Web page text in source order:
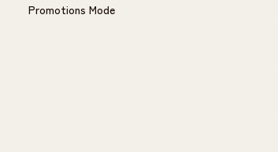
Promotions Mode